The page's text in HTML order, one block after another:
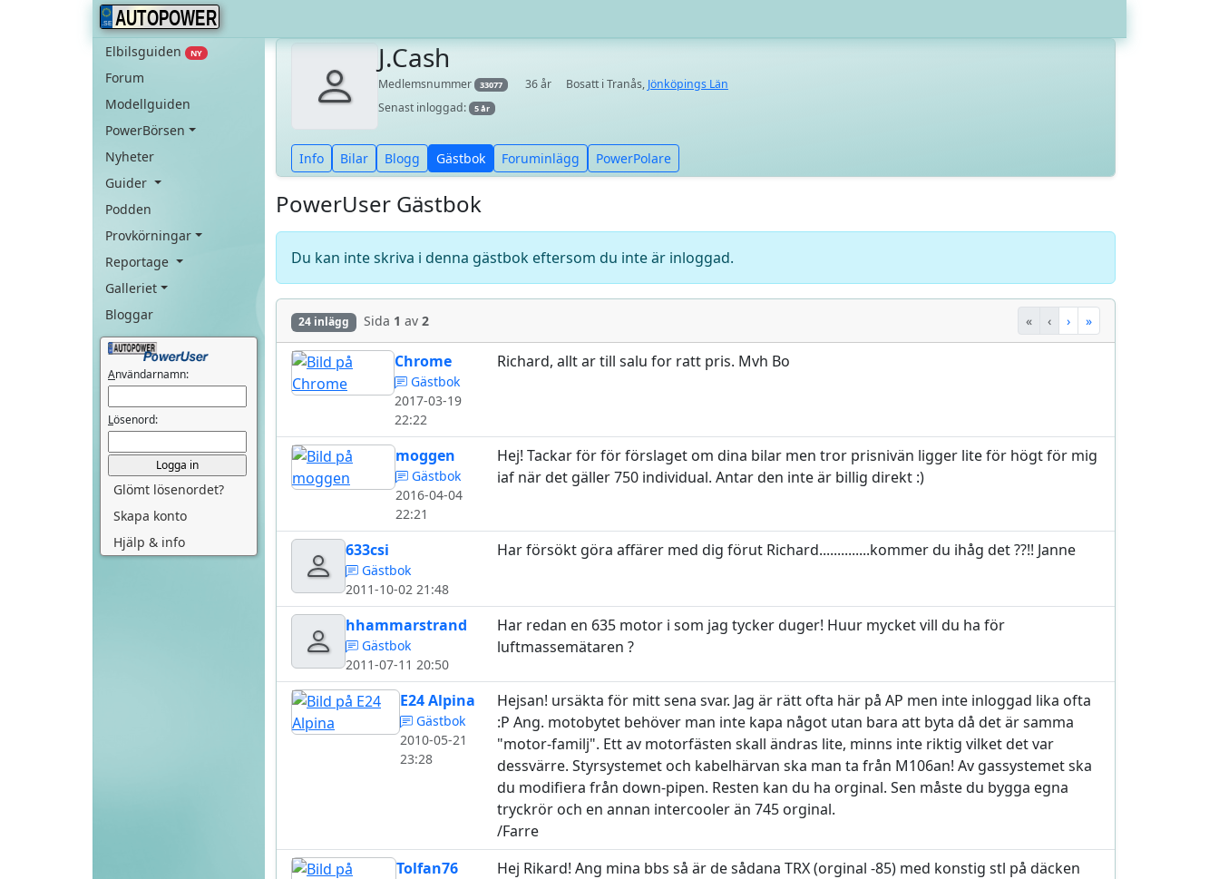
AUTOPOWER
Elbilsguiden NY
Forum
Modellguiden
PowerBörsen
Nyheter
Guider
Podden
Provkörningar
Reportage
Galleriet
Bloggar
Användarnamn:
Lösenord:
Glömt lösenordet?
Skapa konto
Hjälp & info
J.Cash
Medlemsnummer 33077 36 år Bosatt i Tranås, Jönköpings Län
Senast inloggad:
5 år
Info Bilar Blogg Gästbok Foruminlägg PowerPolare
PowerUser Gästbok
Du kan inte skriva i denna gästbok eftersom du inte är inloggad.
24 inlägg Sida 1 av 2 « ‹ › »
Chrome
Gästbok
2017-03-19
22:22
Richard, allt ar till salu for ratt pris. Mvh Bo
moggen
Gästbok
2016-04-04
22:21
Hej! Tackar för för förslaget om dina bilar men tror prisnivän ligger lite för högt för mig
iaf när det gäller 750 individual. Antar den inte är billig direkt :)
633csi
Gästbok
2011-10-02 21:48
Har försökt göra affärer med dig förut Richard..............kommer du ihåg det ??!! Janne
hhammarstrand
Gästbok
2011-07-11 20:50
Har redan en 635 motor i som jag tycker duger! Huur mycket vill du ha för
luftmassemätaren ?
E24 Alpina
Gästbok
2010-05-21
23:28
Hejsan! ursäkta för mitt sena svar. Jag är rätt ofta här på AP men inte inloggad lika ofta
:P Ang. motobytet behöver man inte kapa något utan bara att byta då det är samma
"motor-familj". Ett av motorfästen skall ändras lite, minns inte riktig vilket det var
dessvärre. Styrsystemet och kabelhärvan ska man ta från M106an! Av gassystemet ska
du modifiera från down-pipen. Resten kan du ha orginal. Sen måste du bygga egna
tryckrör och en annan intercooler än 745 orginal.
/Farre
Tolfan76
Hej Rikard! Ang mina bbs så är de sådana TRX (orginal -85) med konstig stl på däcken